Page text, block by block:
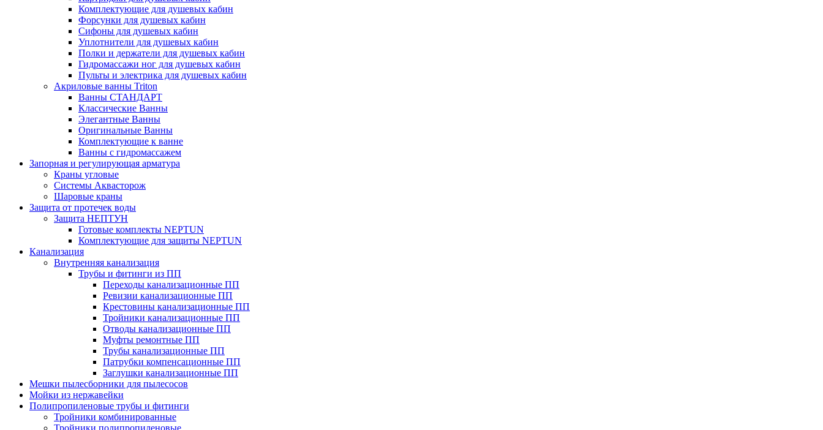
Комплектующие для душевых кабин
Форсунки для душевых кабин
Сифоны для душевых кабин
Уплотнители для душевых кабин
Полки и держатели для душевых кабин
Гидромассажи ног для душевых кабин
Пульты и электрика для душевых кабин
Акриловые ванны Triton
Ванны СТАНДАРТ
Классические Ванны
Элегантные Ванны
Оригинальные Ванны
Комплектующие к ванне
Ванны с гидромассажем
Запорная и регулирующая арматура
Краны угловые
Системы Аквасторож
Шаровые краны
Защита от протечек воды
Защита НЕПТУН
Готовые комплекты NEPTUN
Комплектующие для защиты NEPTUN
Канализация
Внутренняя канализация
Трубы и фитинги из ПП
Переходы канализационные ПП
Ревизии канализационные ПП
Крестовины канализационные ПП
Тройники канализационные ПП
Отводы канализационные ПП
Муфты ремонтные ПП
Трубы канализационные ПП
Патрубки компенсационные ПП
Заглушки канализационные ПП
Мешки пылесборники для пылесосов
Мойки из нержавейки
Полипропиленовые трубы и фитинги
Тройники комбинированные
Тройники полипропиленовые